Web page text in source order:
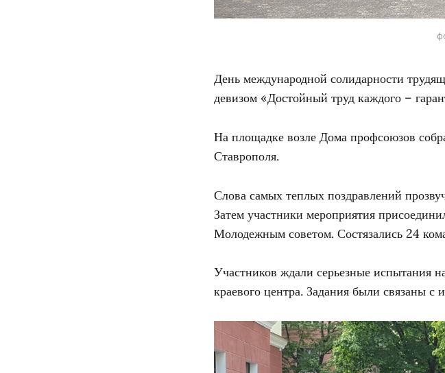
День международной солидарности
девизом «Достойный труд каждого –
На площадке возле Дома профсоюзов
Ставрополя.
Слова самых теплых поздравлений
Затем участники мероприятия
Молодежным советом. Состязались 24
Участников ждали серьезные испытания
краевого центра. Задания были связаны